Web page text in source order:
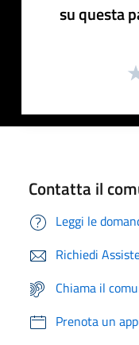
su questa
Contatta il
Leggi le
Richiedi
Chiama il
Prenota un